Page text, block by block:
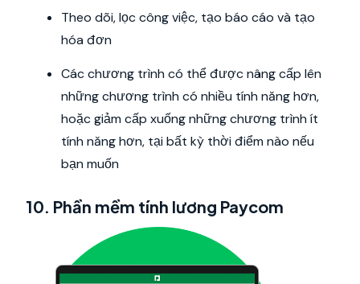
Theo dõi, lọc công việc, tạo báo cáo và tạo
hóa đơn
Các chương trình có thể được nâng cấp lên
những chương trình có nhiều tính năng hơn,
hoặc giảm cấp xuống những chương trình ít
tính năng hơn, tại bất kỳ thời điểm nào nếu
bạn muốn
10. Phần mềm tính lương Paycom